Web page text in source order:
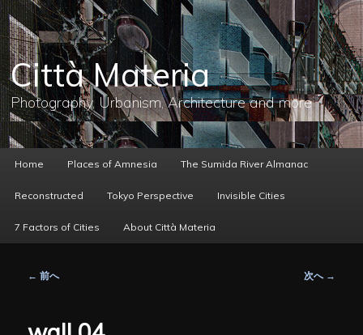
メ
イ
ン
コ
ン
テ
ン
へ
移
動
Città Materia
Photography, Urbanism, Architecture and more
ー
Home Places of Amnesia The Sumida River Almanac
Reconstructed Tokyo Perspective Invisible Cities
7 Factors of Cities About Città Materia
← 前へ 次へ →